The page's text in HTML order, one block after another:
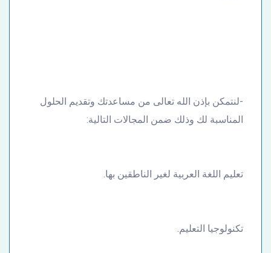
-لنتمكن بإذن الله تعالى من مساعدتك وتقديم الحلول
المناسبة لك وذلك ضمن المجالات التالية:
تعليم اللغة العربية لغير الناطقين بها.
تكنولوجيا التعليم.